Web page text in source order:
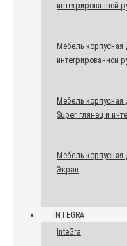
интегрированной
Мебель
интегрированной
Мебель
Super глянец и
Мебель
Экран
INTEGRA
InteGra